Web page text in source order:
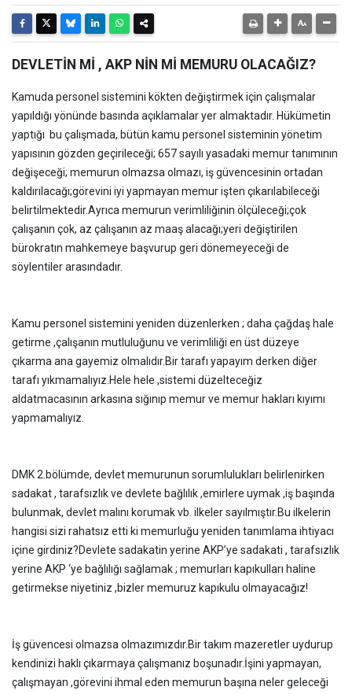
DEVLETİN Mİ , AKP NİN Mİ MEMURU OLACAĞIZ?
Kamuda personel sistemini kökten değiştirmek için çalışmalar
yapıldığı yönünde basında açıklamalar yer almaktadır. Hükümetin
yaptığı bu çalışmada, bütün kamu personel sisteminin yönetim
yapısının gözden geçirileceği; 657 sayılı yasadaki memur tanımının
değişeceği; memurun olmazsa olmazı, iş güvencesinin ortadan
kaldırılacağı;görevini iyi yapmayan memur işten çıkarılabileceği
belirtilmektedir.Ayrıca memurun verimliliğinin ölçüleceği;çok
çalışanın çok, az çalışanın az maaş alacağı;yeri değiştirilen
bürokratın mahkemeye başvurup geri dönemeyeceği de
söylentiler arasındadır.
Kamu personel sistemini yeniden düzenlerken ; daha çağdaş hale
getirme ,çalışanın mutluluğunu ve verimliliği en üst düzeye
çıkarma ana gayemiz olmalıdır.Bir tarafı yapayım derken diğer
tarafı yıkmamalıyız.Hele hele ,sistemi düzelteceğiz
aldatmacasının arkasına sığınıp memur ve memur hakları kıyımı
yapmamalıyız.
DMK 2.bölümde, devlet memurunun sorumlulukları belirlenirken
sadakat , tarafsızlık ve devlete bağlılık ,emirlere uymak ,iş başında
bulunmak, devlet malını korumak vb. ilkeler sayılmıştır.Bu ilkelerin
hangisi sizi rahatsız etti ki memurluğu yeniden tanımlama ihtiyacı
içine girdiniz?Devlete sadakatin yerine AKP’ye sadakati , tarafsızlık
yerine AKP ‘ye bağlılığı sağlamak ; memurları kapıkulları haline
getirmekse niyetiniz ,bizler memuruz kapıkulu olmayacağız!
İş güvencesi olmazsa olmazımızdır.Bir takım mazeretler uydurup
kendinizi haklı çıkarmaya çalışmanız boşunadır.İşini yapmayan,
çalışmayan ,görevini ihmal eden memurun başına neler geleceği